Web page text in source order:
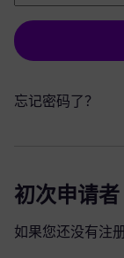
忘记密码了？
初次申请者
如果您还没有注